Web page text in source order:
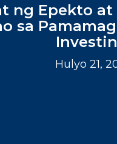
ng Epekto
sa
Hulyo 21,